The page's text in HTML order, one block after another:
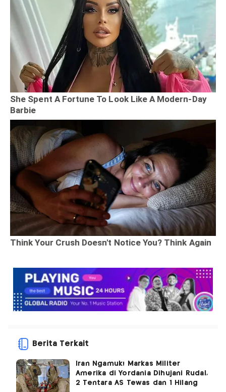
Berita Terkait
Iran Ngamuk! Markas Militer
Amerika di Yordania Dihujani Rudal,
2 Tentara AS Tewas dan 1 Hilang